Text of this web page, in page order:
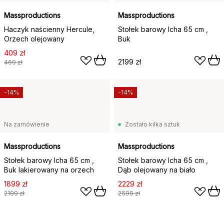
Massproductions
Haczyk naścienny Hercule,
Orzech olejowany
409 zł
469 zł
Massproductions
Stołek barowy Icha 65 cm ,
Buk
2199 zł
Na zamówienie
Massproductions
Stołek barowy Icha 65 cm ,
Buk lakierowany na orzech
1899 zł
2199 zł
-14%
Zostało kilka sztuk
Massproductions
Stołek barowy Icha 65 cm ,
Dąb olejowany na biało
2229 zł
2599 zł
-14%